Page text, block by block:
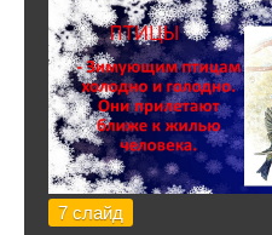
7 слайд